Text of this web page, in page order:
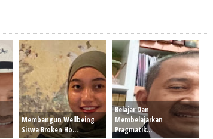
Membangun Wellbeing
Siswa Broken Ho...
Belajar Dan
Membelajarkan
Pragmatik...